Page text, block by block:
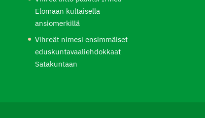
Elomaan kultaisella
ansiomerkillä
Vihreät nimesi ensimmäiset
eduskuntavaaliehdokkaat
Satakuntaan